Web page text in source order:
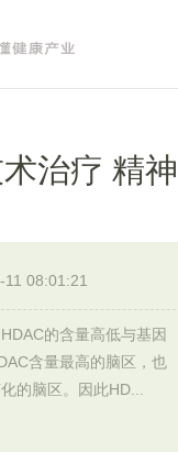
治疗 精
11 08:01:21
的含量高低与基因
含量最高的脑区，也
的脑区。因此HD...